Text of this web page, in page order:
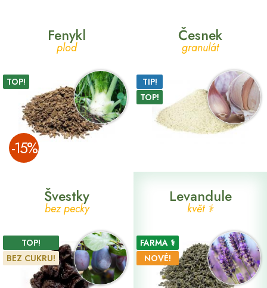
Fenykl
plod
TOP!
­-15%
Česnek
granulát
TIP!
TOP!
Švestky
bez pecky
TOP!
BEZ CUKRU!
Levandule
květ ⚕
FARMA ⚕
NOVÉ!